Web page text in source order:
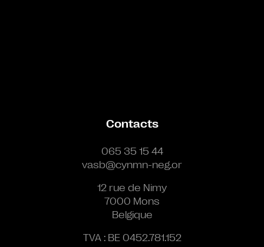
Contacts
065 35 15 44
vasb@cynmn-neg.or
12 rue de Nimy
7000 Mons
Belgique
TVA : BE 0452.781.152